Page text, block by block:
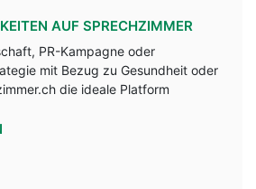
AUF SPRECHZIMMER
PR-Kampagne oder
mit Bezug zu Gesundheit oder
die ideale Platform